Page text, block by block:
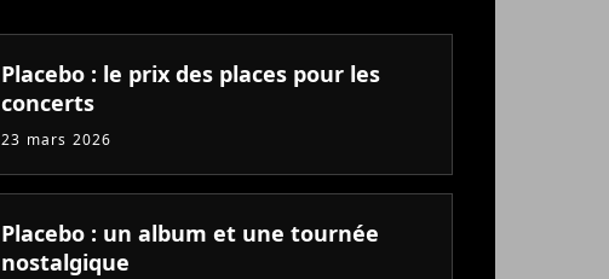
Placebo : le prix des places pour les
concerts
23 mars 2026
Placebo : un album et une tournée
nostalgique